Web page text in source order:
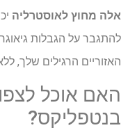
אלה מחוץ לאוסטרליה
להתגבר על הגבלות
האזוריים הרגילים שלך,
האם אוכל
בנטפליקס?